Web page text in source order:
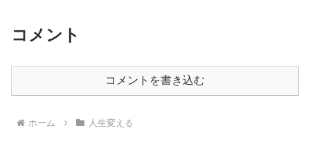
コメント
コメントを書き込む
ホーム 人生変える